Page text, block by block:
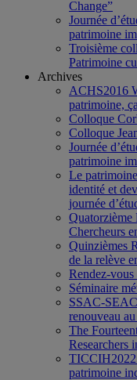
Change”
Journée
patrimoine
Troisième
Patrimoine
Archives
ACHS2016
patrimoine,
Colloque
Colloque
Journée
patrimoine
Le
identité et
journée
Quatorzième
Chercheurs
Quinzièmes
de la relève
Rendez-
Séminaire
SSAC-
renouveau
The
Researchers
patrimoine